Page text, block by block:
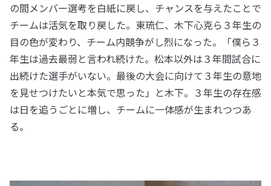
の間メンバー選考を白紙に戻し、チャンスを与えたことで
チームは活気を取り戻した。東琉仁、木下心克ら３年生の
目の色が変わり、チーム内競争がし烈になった。「僕ら３
年生は過去最弱と言われ続けた。松本以外は３年間試合に
出続けた選手がいない。最後の大会に向けて３年生の意地
を見せつけたいと本気で思った」と木下。３年生の存在感
は日を追うごとに増し、チームに一体感が生まれつつあ
る。